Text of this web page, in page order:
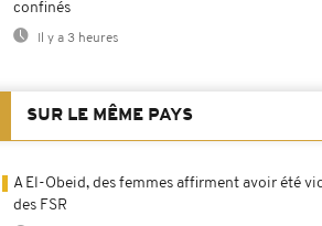
confinés
Il y a 3 heures
SUR LE MÊME PAYS
A El-Obeid, des femmes affirment avoir été
des FSR